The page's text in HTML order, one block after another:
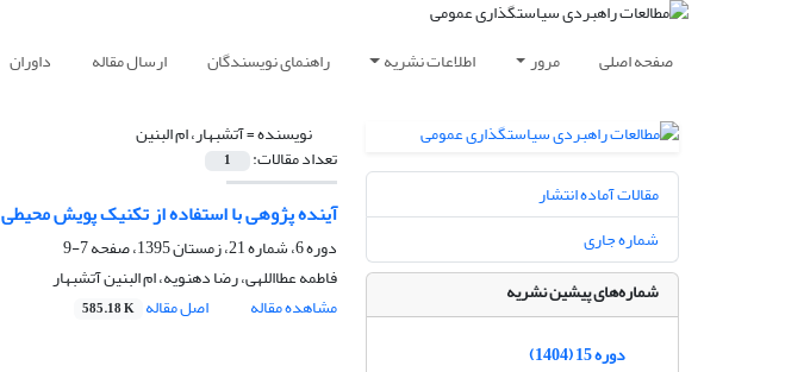
صفحه اصلی مرور اطلاعات نشریه راهنمای نویسندگان ارسال مقاله داوران
نویسنده =آتشبهار، ام البنین
تعداد مقالات: 1
آینده پژوهی با استفاده از تکنیک پویش محیطی
دوره 6، شماره 21، زمستان 1395، صفحه
7-9
فاطمه عطااللهی، رضا دهنویه، ام البنین آتشبهار
مشاهده مقاله
اصل مقاله 585.18 K
مقالات آماده انتشار
شماره جاری
شماره‌های پیشین نشریه
دوره 15 (1404)